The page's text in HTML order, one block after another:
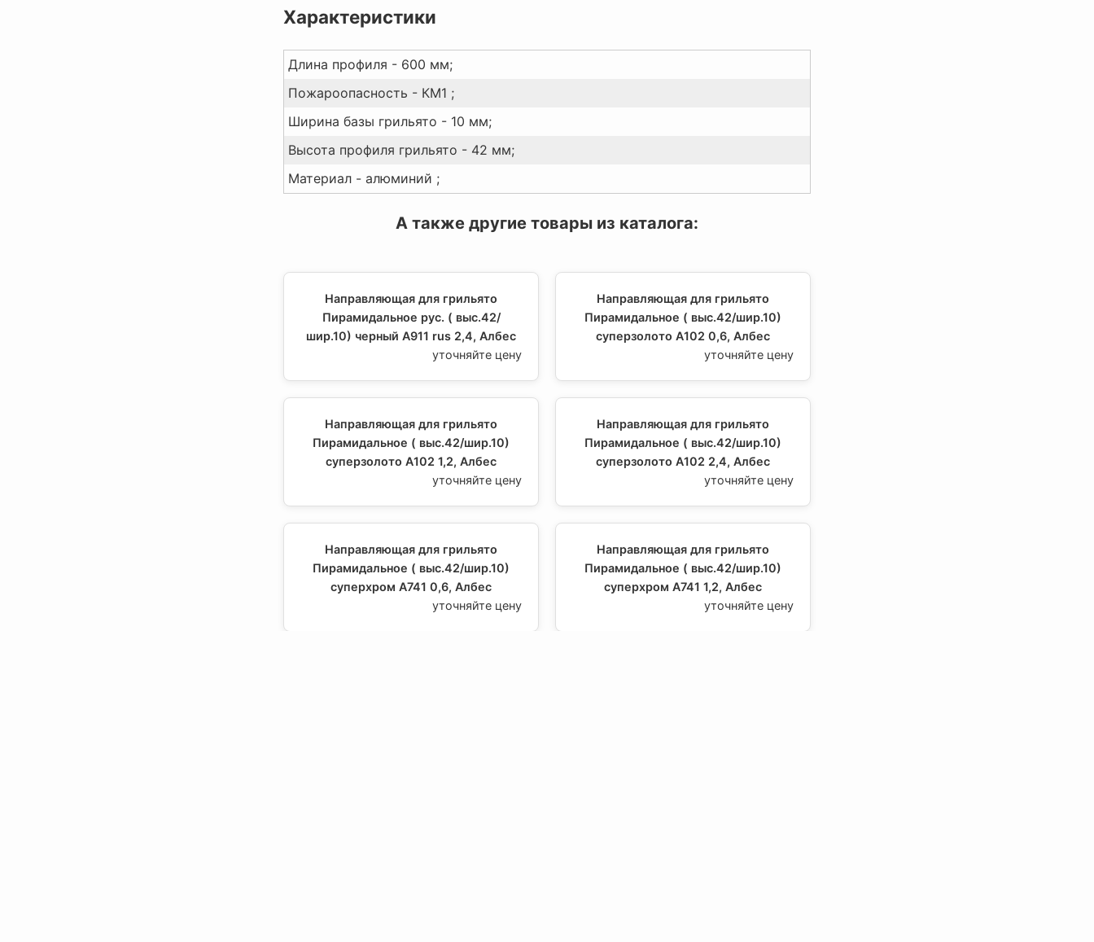
Характеристики
Длина профиля - 600 мм;
Пожароопасность - КМ1 ;
Ширина базы грильято - 10 мм;
Высота профиля грильято - 42 мм;
Материал - алюминий ;
А также другие товары из каталога:
Направляющая для грильято
Пирамидальное рус. ( выс.42/
шир.10) черный А911 rus 2,4, Албес
уточняйте цену
Направляющая для грильято
Пирамидальное ( выс.42/шир.10)
суперзолото А102 0,6, Албес
уточняйте цену
Направляющая для грильято
Пирамидальное ( выс.42/шир.10)
суперзолото А102 1,2, Албес
уточняйте цену
Направляющая для грильято
Пирамидальное ( выс.42/шир.10)
суперзолото А102 2,4, Албес
уточняйте цену
Направляющая для грильято
Пирамидальное ( выс.42/шир.10)
суперхром А741 0,6, Албес
уточняйте цену
Направляющая для грильято
Пирамидальное ( выс.42/шир.10)
суперхром А741 1,2, Албес
уточняйте цену